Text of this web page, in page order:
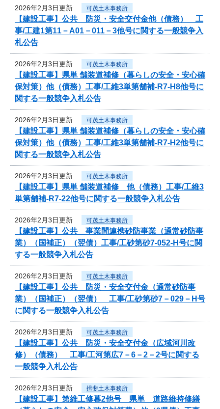
2026年2月3日更新 可茂土木事務所
【建設工事】公共 防災・安全交付金他（債務） 工
事/工建1第11－A01－011－3他号に関する一般競争入
札公告
2026年2月3日更新 可茂土木事務所
【建設工事】県単 舗装道補修（暮らしの安全・安心確
保対策）他（債務）工事/工維3単第舗補-R7-H8他号に
関する一般競争入札公告
2026年2月3日更新 可茂土木事務所
【建設工事】県単 舗装道補修（暮らしの安全・安心確
保対策）他（債務）工事/工維3単第舗補-R7-H2他号に
関する一般競争入札公告
2026年2月3日更新 可茂土木事務所
【建設工事】県単 舗装道補修 他（債務）工事/工維3
単第舗補-R7-22他号に関する一般競争入札公告
2026年2月3日更新 可茂土木事務所
【建設工事】公共 事業間連携砂防事業（通常砂防事
業）（国補正）（翌債）工事/工砂第砂7-052-H号に関
する一般競争入札公告
2026年2月3日更新 可茂土木事務所
【建設工事】公共 防災・安全交付金（通常砂防事
業）（国補正）（翌債） 工事/工砂第砂7－029－H号
に関する一般競争入札公告
2026年2月3日更新 可茂土木事務所
【建設工事】公共 防災・安全交付金（広域河川改
修）（債務） 工事/工河第広7－6－2－2号に関する
一般競争入札公告
2026年2月3日更新 揖斐土木事務所
【建設工事】第維工修暮2他号 県単 道路維持修繕